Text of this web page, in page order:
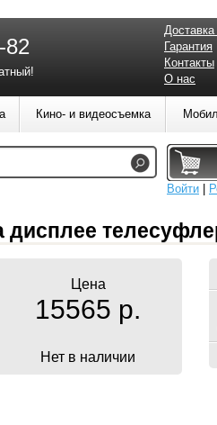
дисплее
Цена
15565 р.
Нет в наличии
82
Гарантия
Контакты
О нас
Кино- и видеосъемка
Войти